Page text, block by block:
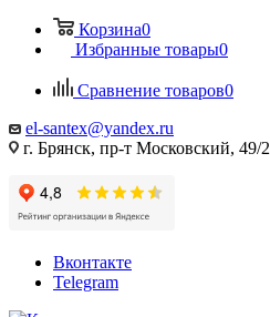
Корзина0
Избранные товары0
Сравнение товаров0
el-santex@yandex.ru
г. Брянск, пр-т Московский, 49/2
Вконтакте
Telegram